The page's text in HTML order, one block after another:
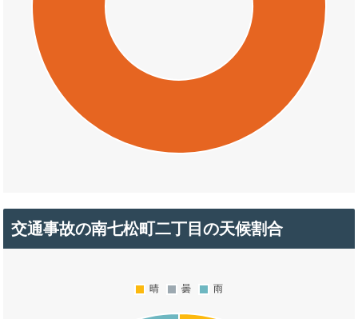
交通事故の南七松町二丁目の天候割合